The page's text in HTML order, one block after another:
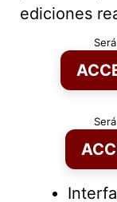
ediciones